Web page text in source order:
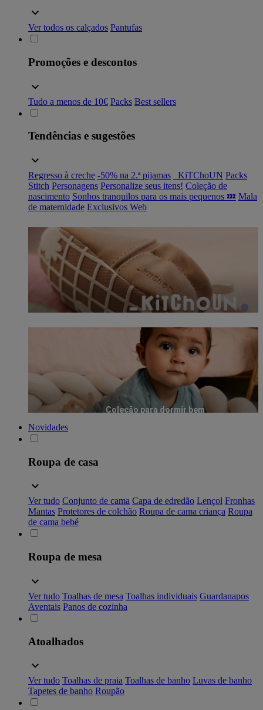
Ver todos os calçados Pantufas
Promoções e descontos
Tudo a menos de 10€ Packs Best sellers
Tendências e sugestões
Regresso à creche -50% na 2.ª pijamas _KiTChoUN Packs
Stitch Personagens Personalize seus itens! Coleção de
nascimento Sonhos tranquilos para os mais pequenos 💤 Mala
de maternidade Exclusivos Web
Coleção para dormir bem
Novidades
Roupa de casa
Ver tudo Conjunto de cama Capa de edredão Lençol Fronhas
Mantas Protetores de colchão Roupa de cama criança Roupa
de cama bebé
Roupa de mesa
Ver tudo Toalhas de mesa Toalhas individuais Guardanapos
Aventais Panos de cozinha
Atoalhados
Ver tudo Toalhas de praia Toalhas de banho Luvas de banho
Tapetes de banho Roupão